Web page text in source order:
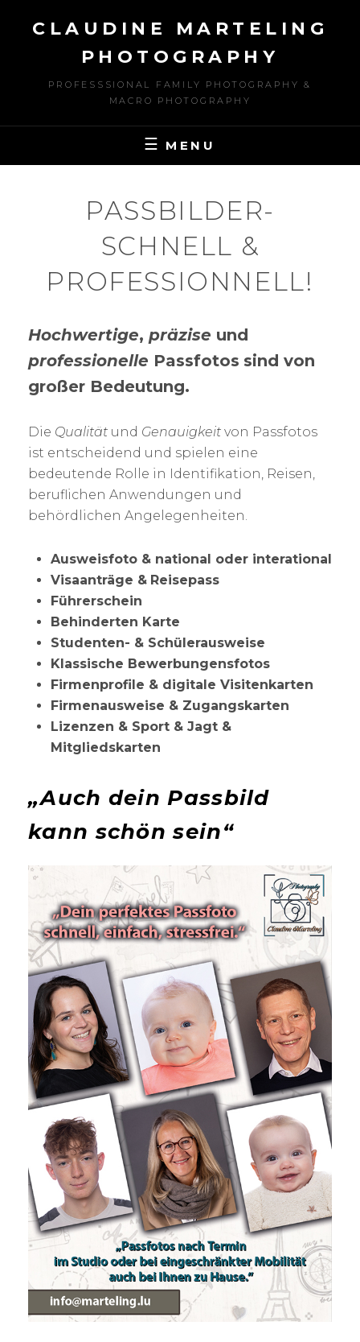
CLAUDINE MARTELING
PHOTOGRAPHY
PROFESSSIONAL FAMILY PHOTOGRAPHY &
MACRO PHOTOGRAPHY
MENU
PASSBILDER-
SCHNELL &
PROFESSIONNELL!
Hochwertige, präzise und
professionelle Passfotos sind von
großer Bedeutung.
Die Qualität und Genauigkeit von Passfotos
ist entscheidend und spielen eine
bedeutende Rolle in Identifikation, Reisen,
beruflichen Anwendungen und
behördlichen Angelegenheiten.
Ausweisfoto & national oder interational
Visaanträge & Reisepass
Führerschein
Behinderten Karte
Studenten- & Schülerausweise
Klassische Bewerbungensfotos
Firmenprofile & digitale Visitenkarten
Firmenausweise & Zugangskarten
Lizenzen & Sport & Jagt &
Mitgliedskarten
„Auch dein Passbild
kann schön sein“